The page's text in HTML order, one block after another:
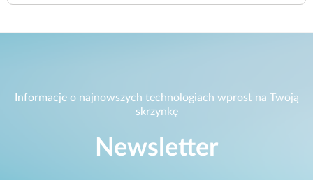
Informacje o najnowszych technologiach wprost na Twoją
skrzynkę
Newsletter